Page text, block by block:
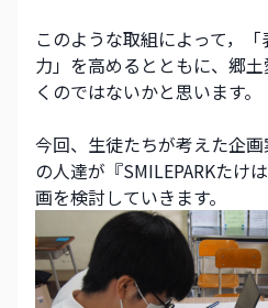
このような取組によって，
力」を高めるとともに、郷
くのではないかと思います。
今回、生徒たちが考えた企
の人達が『SMILEPARKたけ
画を検討していきます。